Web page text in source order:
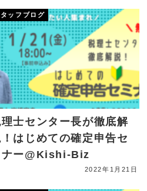
ッフブログ
士センター長が徹底解
はじめての確定申告セ
ナー@Kishi-Biz
2022年1月21日